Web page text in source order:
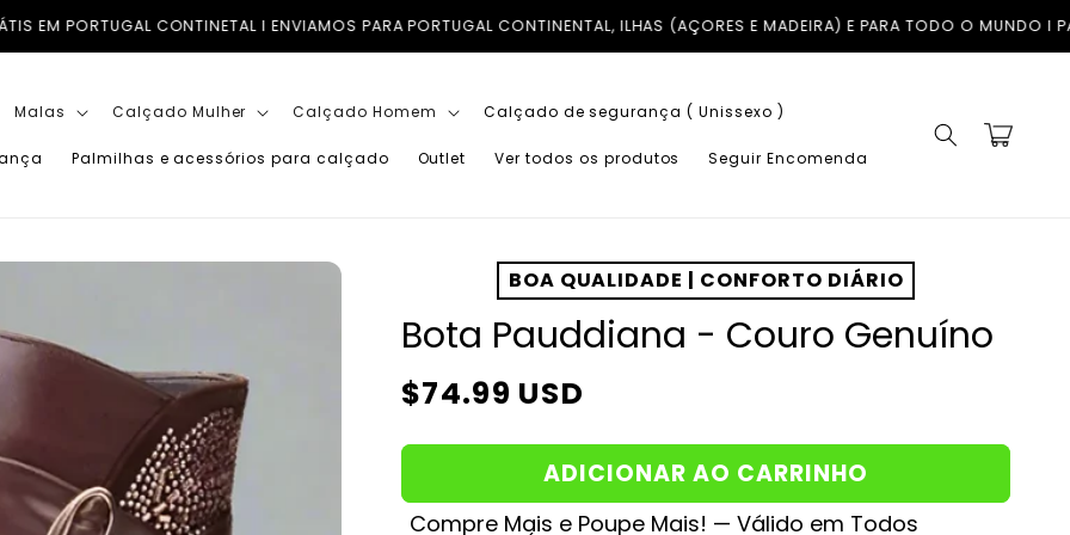
PARA PORTUGAL CONTINENTAL, ILHAS (AÇORES E MADEIRA) E PARA TODO O MUNDO I PAGUE EM ATÉ 3X COM A KLARNA SEM
Malas Calçado Mulher Calçado Homem Calçado de segurança ( Unissexo )
Palmilhas e acessórios para calçado Outlet Ver todos os produtos Seguir Encomenda
Carrinho
BOA QUALIDADE | CONFORTO DIÁRIO
Bota Pauddiana - Couro Genuíno
Preço
$74.99 USD
ADICIONAR AO CARRINHO
Compre Mais e Poupe Mais! — Válido em Todos